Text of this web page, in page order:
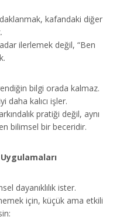
kafandaki diğer
ilerlemek değil, “Ben
bilgi orada kalmaz.
daha kalıcı işler.
pratiği değil, aynı
bilimsel bir beceridir.
dayanıklılık ister.
için, küçük ama etkili